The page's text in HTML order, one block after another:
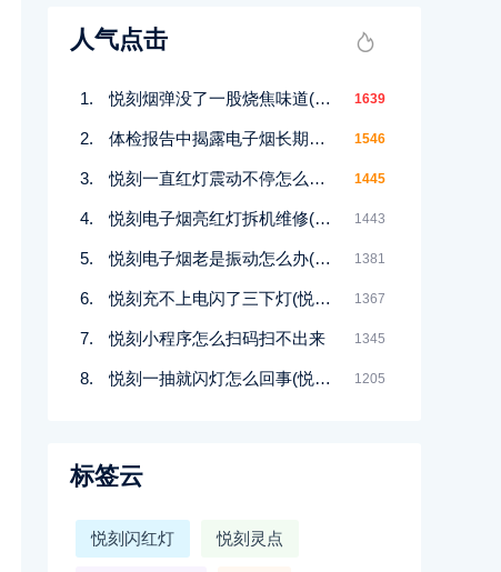
人气点击
悦刻烟弹没了一股烧焦味道(悦刻烟弹有焦味怎么办) 1639
体检报告中揭露电子烟长期使用对健康的威胁 1546
悦刻一直红灯震动不停怎么回事 1445
悦刻电子烟亮红灯拆机维修(悦刻电子烟指示灯一直闪烁) 1443
悦刻电子烟老是振动怎么办(悦刻电子烟一直震动是怎么了) 1381
悦刻充不上电闪了三下灯(悦刻充不进电 亮红灯) 1367
悦刻小程序怎么扫码扫不出来 1345
悦刻一抽就闪灯怎么回事(悦刻为什么一抽就红灯) 1205
标签云
悦刻闪红灯 悦刻灵点